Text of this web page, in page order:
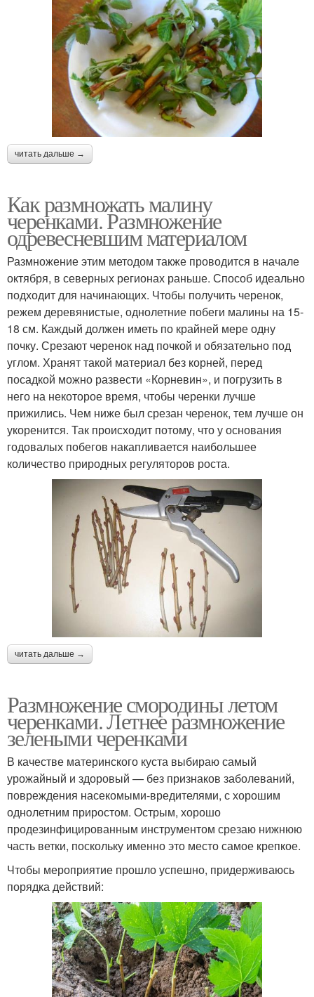
читать дальше →
Как размножать малину
черенками. Размножение
одревесневшим материалом
Размножение этим методом также проводится в начале
октября, в северных регионах раньше. Способ идеально
подходит для начинающих. Чтобы получить черенок,
режем деревянистые, однолетние побеги малины на 15-
18 см. Каждый должен иметь по крайней мере одну
почку. Срезают черенок над почкой и обязательно под
углом. Хранят такой материал без корней, перед
посадкой можно развести «Корневин», и погрузить в
него на некоторое время, чтобы черенки лучше
прижились. Чем ниже был срезан черенок, тем лучше он
укоренится. Так происходит потому, что у основания
годовалых побегов накапливается наибольшее
количество природных регуляторов роста.
читать дальше →
Размножение смородины летом
черенками. Летнее размножение
зелеными черенками
В качестве материнского куста выбираю самый
урожайный и здоровый — без признаков заболеваний,
повреждения насекомыми-вредителями, с хорошим
однолетним приростом. Острым, хорошо
продезинфицированным инструментом срезаю нижнюю
часть ветки, поскольку именно это место самое крепкое.
Чтобы мероприятие прошло успешно, придерживаюсь
порядка действий: